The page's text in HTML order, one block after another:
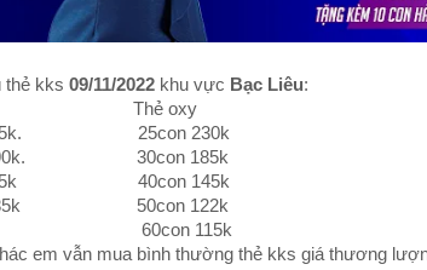
thẻ kks 09/11/2022 khu vực Bạc Liêu:
Thẻ oxy
405k. 25con 230k
390k. 30con 185k
245k 40con 145k
235k 50con 122k
60con 115k
em vẫn mua bình thường thẻ kks giá thương